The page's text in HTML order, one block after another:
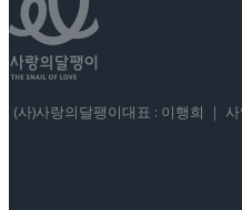
(사)사랑의달팽이대표 : 이행희 ｜